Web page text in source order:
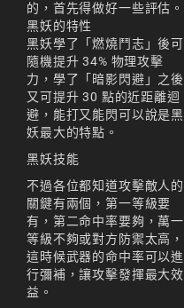
的，首先得做好一些評估。
黑妖的特性
黑妖學了「燃燒鬥志」後可
隨機提升 34% 物理攻擊
力，學了「暗影閃避」之後
又可提升 30 點的近距離迴
避，能打又能閃可以說是黑
妖最大的特點。
黑妖技能
不過各位都知道攻擊敵人的
關鍵有兩個，第一等級要
有，第二命中率要夠，萬一
等級不夠或對方防禦太高，
這時候武器的命中率可以進
行彌補，讓攻擊發揮最大效
益。